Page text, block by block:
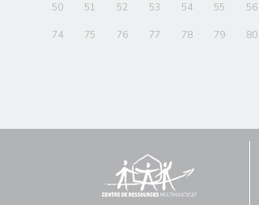
50 51 52 53 54 55 56
74 75 76 77 78 79 80